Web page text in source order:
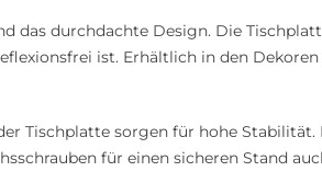
das durchdachte Design. Die
ist. Erhältlich in den
Tischplatte sorgen für hohe
für einen sicheren Stand